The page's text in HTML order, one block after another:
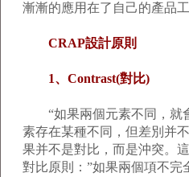
漸漸的應用在了自己的產品工
CRAP設計原則
1、Contrast(對比)
“如果兩個元素不同，就
素存在某種不同，但差別并
果并不是對比，而是沖突。
對比原則：”如果兩個項不完